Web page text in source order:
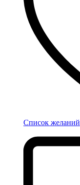
Список желаний